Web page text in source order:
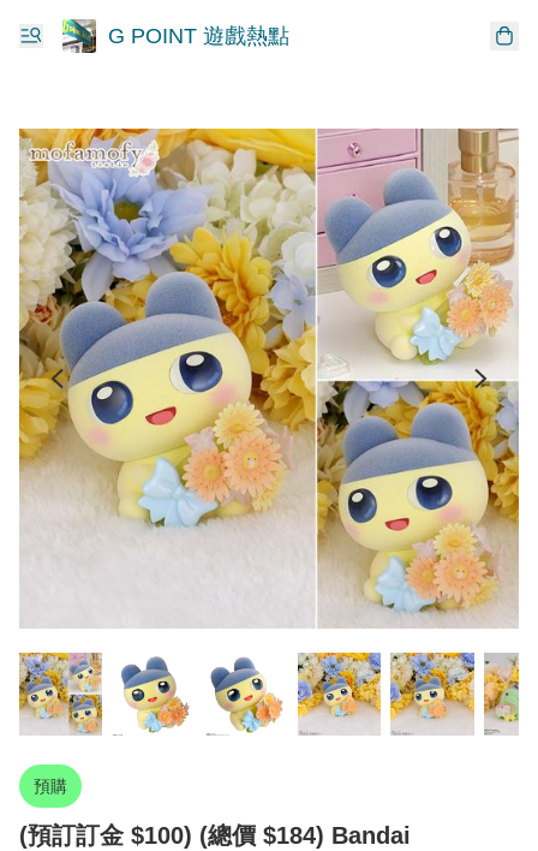
G POINT 遊戲熱點
預購
(預訂訂金 $100) (總價 $184) Bandai